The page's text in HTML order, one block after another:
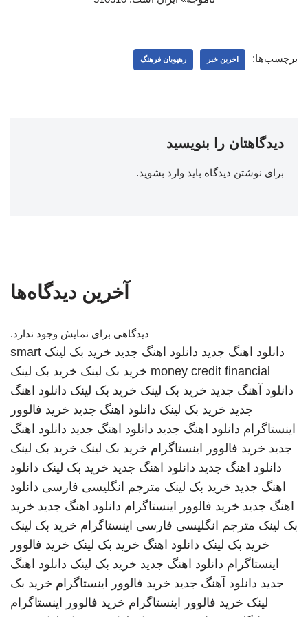
برچسب‌ها: اخرین خبر رهپویان فرهنگ
دیدگاهتان را بنویسید
برای نوشتن دیدگاه باید وارد بشوید.
آخرین دیدگاه‌ها
دیدگاهی برای نمایش وجود ندارد.
دانلود اهنگ جدید دانلود اهنگ جدید خرید بک لینک smart
money credit financial خرید بک لینک خرید بک لینک
دانلود آهنگ جدید خرید بک لینک خرید بک لینک دانلود اهنگ
جدید خرید بک لینک دانلود اهنگ جدید خرید فالوور
اینستاگرام دانلود اهنگ جدید دانلود اهنگ جدید دانلود اهنگ
جدید خرید فالوور اینستاگرام خرید بک لینک خرید بک لینک
دانلود اهنگ جدید دانلود اهنگ جدید خرید بک لینک دانلود
اهنگ جدید خرید بک لینک مترجم انگلیسی فارسی دانلود
اهنگ جدید خرید فالوور اینستاگرام دانلود اهنگ جدید خرید
بک لینک مترجم انگلیسی فارسی اینستاگرام خرید بک لینک
خرید بک لینک دانلود اهنگ خرید بک لینک خرید فالوور
اینستاگرام دانلود اهنگ جدید خرید بک لینک دانلود اهنگ
جدید دانلود آهنگ جدید خرید فالوور اینستاگرام خرید بک
لینک خرید فالوور اینستاگرام خرید فالوور اینستاگرام